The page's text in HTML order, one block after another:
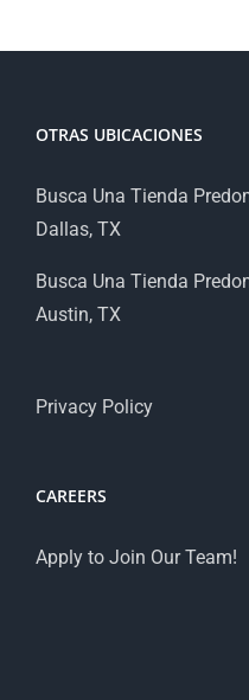
OTRAS UBICACIONES
Busca Una Tienda
Dallas, TX
Busca Una Tienda
Austin, TX
Privacy Policy
CAREERS
Apply to Join Our Team!